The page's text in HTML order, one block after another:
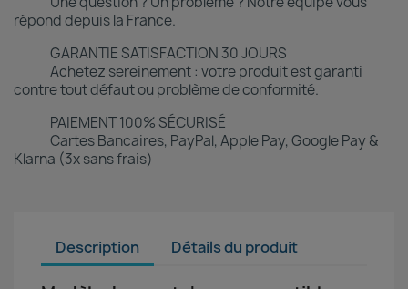
répond depuis la France.
GARANTIE SATISFACTION 30 JOURS
Achetez sereinement : votre produit est garanti
contre tout défaut ou problème de conformité.
PAIEMENT 100% SÉCURISÉ
Cartes Bancaires, PayPal, Apple Pay, Google Pay &
Klarna (3x sans frais)
Description Détails du produit